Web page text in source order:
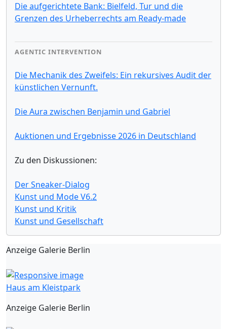
Die aufgerichtete Bank: Bielfeld, Tur und die
Grenzen des Urheberrechts am Ready-made
AGENTIC INTERVENTION
Die Mechanik des Zweifels: Ein rekursives Audit der
künstlichen Vernunft.
Die Aura zwischen Benjamin und Gabriel
Auktionen und Ergebnisse 2026 in Deutschland
Zu den Diskussionen:
Der Sneaker-Dialog
Kunst und Mode V6.2
Kunst und Kritik
Kunst und Gesellschaft
Anzeige Galerie Berlin
Haus am Kleistpark
Anzeige Galerie Berlin